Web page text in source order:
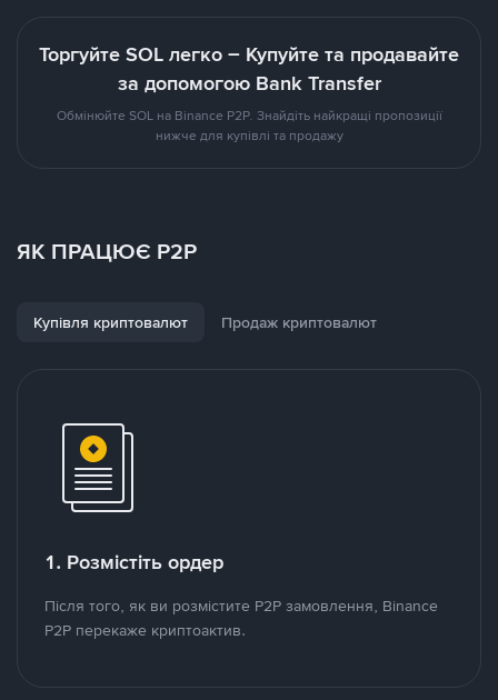
Торгуйте SOL легко – Купуйте та продавайте
за допомогою Bank Transfer
Обмінюйте SOL на Binance P2P. Знайдіть найкращі пропозиції
нижче для купівлі та продажу
ЯК ПРАЦЮЄ P2P
Купівля криптовалют Продаж криптовалют
1. Розмістіть ордер
Після того, як ви розмістите P2P замовлення, Binance
P2P перекаже криптоактив.